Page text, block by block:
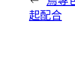
起配合